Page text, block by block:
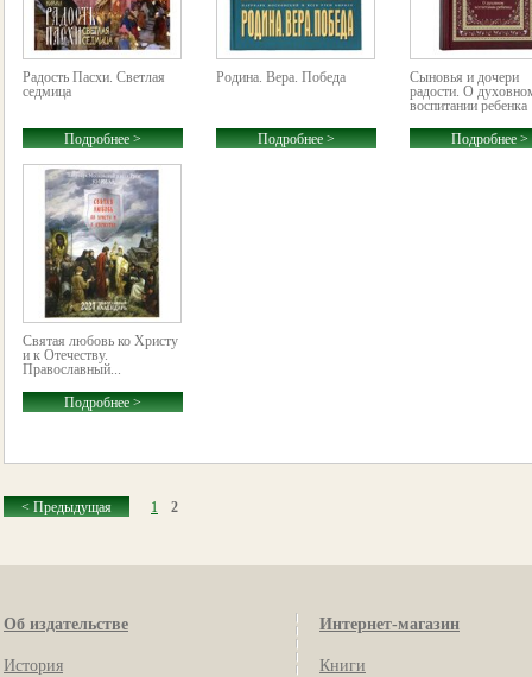
Радость Пасхи. Светлая
седмица
Подробнее >
Родина. Вера. Победа
Подробнее >
Сыновья и дочери
радости. О
воспитании ребенка
Подробнее >
Святая любовь ко Христу
и к Отечеству.
Православный...
Подробнее >
< Предыдущая 1 2
Об издательстве
История
Интернет-магазин
Книги